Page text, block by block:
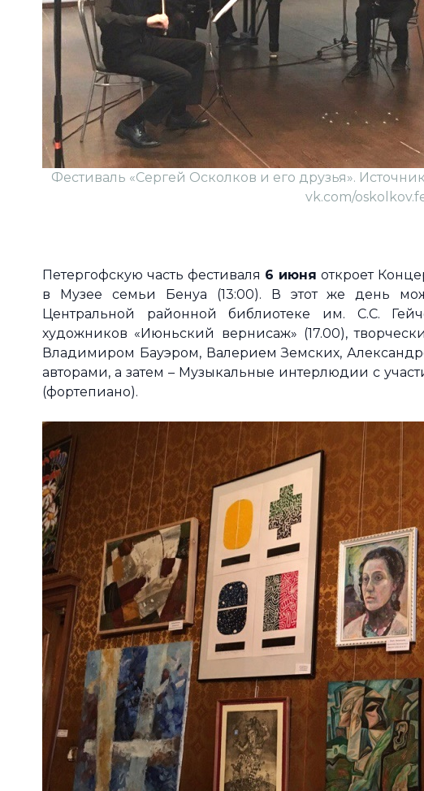
Фестиваль «Сергей Осколков и его друзья».
vk.com/
Петергофскую часть фестиваля 6 июня откроет
в Музее семьи Бенуа (13:00). В этот же день
Центральной районной библиотеке им. С.С.
художников «Июньский вернисаж» (17.00),
Владимиром Бауэром, Валерием Земских,
авторами, а затем – Музыкальные интерлюдии с
(фортепиано).